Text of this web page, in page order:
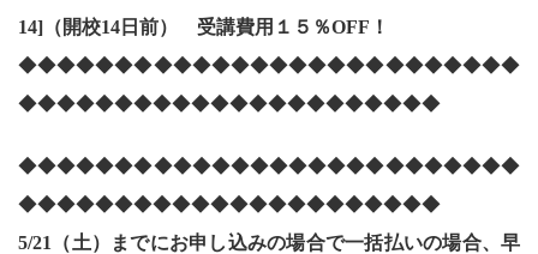
14]（開校14日前） 受講費用１５％OFF！
◆◆◆◆◆◆◆◆◆◆◆◆◆◆◆◆◆◆◆◆◆◆◆◆◆◆
◆◆◆◆◆◆◆◆◆◆◆◆◆◆◆◆◆◆◆◆◆◆
◆◆◆◆◆◆◆◆◆◆◆◆◆◆◆◆◆◆◆◆◆◆◆◆◆◆
◆◆◆◆◆◆◆◆◆◆◆◆◆◆◆◆◆◆◆◆◆◆
5/21（土）までにお申し込みの場合で一括払いの場合、早